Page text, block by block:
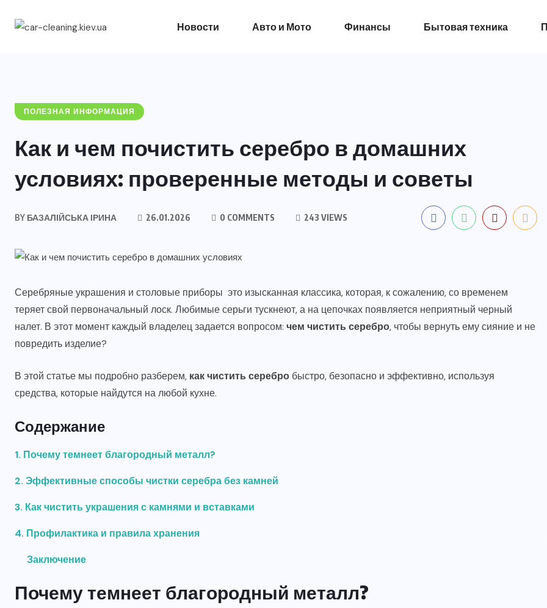
Новости Авто и Мото Финансы Бытовая техника
ПОЛЕЗНАЯ ИНФОРМАЦИЯ
Как и чем почистить серебро в домашних
условиях: проверенные методы и советы
BY БАЗАЛІЙСЬКА ІРИНА 26.01.2026 0 COMMENTS 243 VIEWS
Серебряные украшения и столовые приборы это изысканная классика, которая, к сожалению, со временем
теряет свой первоначальный лоск. Любимые серьги тускнеют, а на цепочках появляется неприятный черный
налет. В этот момент каждый владелец задается вопросом: чем чистить серебро, чтобы вернуть ему сияние и не
повредить изделие?
В этой статье мы подробно разберем, как чистить серебро быстро, безопасно и эффективно, используя
средства, которые найдутся на любой кухне.
Содержание
1. Почему темнеет благородный металл?
2. Эффективные способы чистки серебра без камней
3. Как чистить украшения с камнями и вставками
4. Профилактика и правила хранения
Заключение
Почему темнеет благородный металл?